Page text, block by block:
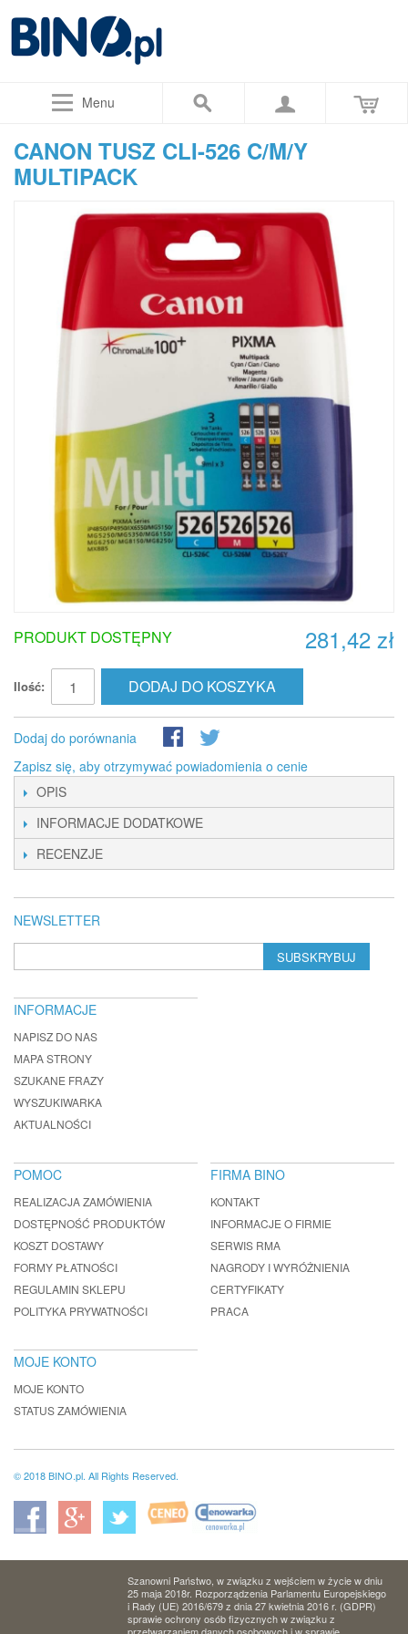
Menu
CANON TUSZ CLI-526 C/M/Y
MULTIPACK
281,42 zł
PRODUKT DOSTĘPNY
Ilość: DODAJ DO KOSZYKA
Dodaj do porównania
Zapisz się, aby otrzymywać powiadomienia o cenie
OPIS
INFORMACJE DODATKOWE
RECENZJE
NEWSLETTER
SUBSKRYBUJ
INFORMACJE
NAPISZ DO NAS
MAPA STRONY
SZUKANE FRAZY
WYSZUKIWARKA
AKTUALNOŚCI
POMOC
REALIZACJA ZAMÓWIENIA
DOSTĘPNOŚĆ PRODUKTÓW
KOSZT DOSTAWY
FORMY PŁATNOŚCI
REGULAMIN SKLEPU
POLITYKA PRYWATNOŚCI
FIRMA BINO
KONTAKT
INFORMACJE O FIRMIE
SERWIS RMA
NAGRODY I WYRÓŻNIENIA
CERTYFIKATY
PRACA
MOJE KONTO
MOJE KONTO
STATUS ZAMÓWIENIA
© 2018 BINO.pl. All Rights Reserved.
Szanowni Państwo, w związku z wejściem w życie w dniu
25 maja 2018r. Rozporządzenia Parlamentu Europejskiego
i Rady (UE) 2016/679 z dnia 27 kwietnia 2016 r. (GDPR)
sprawie ochrony osób fizycznych w związku z
przetwarzaniem danych osobowych i w sprawie